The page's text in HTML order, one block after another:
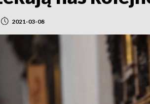
2021-03-08